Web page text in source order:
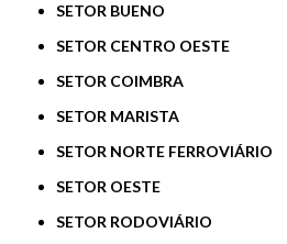
SETOR BUENO
SETOR CENTRO OESTE
SETOR COIMBRA
SETOR MARISTA
SETOR NORTE FERROVIÁRIO
SETOR OESTE
SETOR RODOVIÁRIO